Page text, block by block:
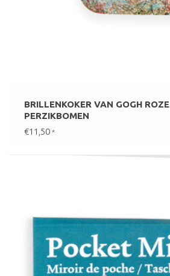
BRILLENKOKER VAN GOGH ROZE
PERZIKBOMEN
€11,50 *